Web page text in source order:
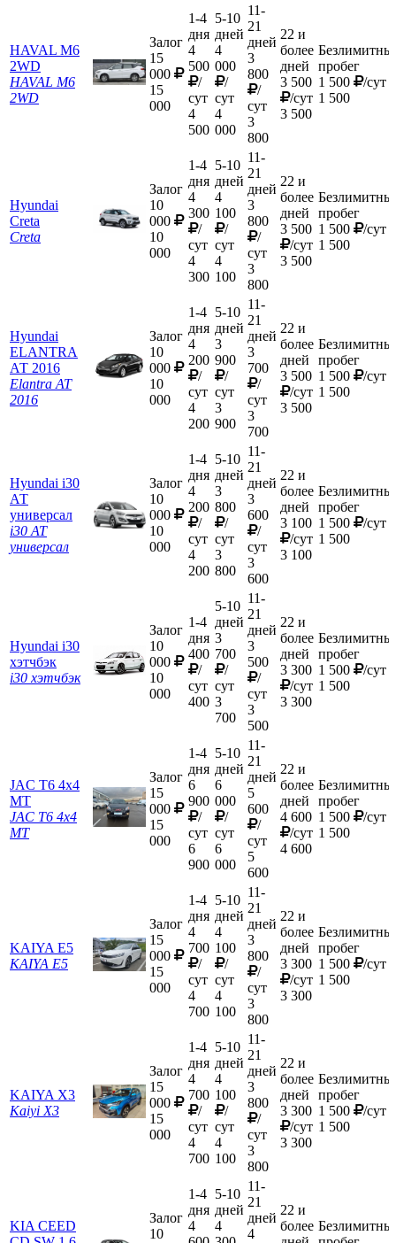
HAVAL M6
2WD
HAVAL M6
2WD
Залог
15
000
15
000
1-4
дня
4
500
/
сут
4
500
5-10
дней
4
000
/
сут
4
000
11-
21
дней
3
800
/
сут
3
800
22 и
более
дней
3 500
/сут
3 500
пробег
1 500
/сут
1 500
Hyundai
Creta
Creta
Залог
10
000
10
000
1-4
дня
4
300
/
сут
4
300
5-10
дней
4
100
/
сут
4
100
11-
21
дней
3
800
/
сут
3
800
22 и
более
дней
3 500
/сут
3 500
пробег
1 500
/сут
1 500
Hyundai
ELANTRA
АТ 2016
Elantra АТ
2016
Залог
10
000
10
000
1-4
дня
4
200
/
сут
4
200
5-10
дней
3
900
/
сут
3
900
11-
21
дней
3
700
/
сут
3
700
22 и
более
дней
3 500
/сут
3 500
пробег
1 500
/сут
1 500
Hyundai i30
АТ
универсал
i30 АТ
универсал
Залог
10
000
10
000
1-4
дня
4
200
/
сут
4
200
5-10
дней
3
800
/
сут
3
800
11-
21
дней
3
600
/
сут
3
600
22 и
более
дней
3 100
/сут
3 100
пробег
1 500
/сут
1 500
Hyundai i30
хэтчбэк
i30 хэтчбэк
Залог
10
000
10
000
1-4
дня
400
/
сут
400
5-10
дней
3
700
/
сут
3
700
11-
21
дней
3
500
/
сут
3
500
22 и
более
дней
3 300
/сут
3 300
пробег
1 500
/сут
1 500
JAC T6 4х4
МТ
JAC T6 4х4
МТ
Залог
15
000
15
000
1-4
дня
6
900
/
сут
6
900
5-10
дней
6
000
/
сут
6
000
11-
21
дней
5
600
/
сут
5
600
22 и
более
дней
4 600
/сут
4 600
пробег
1 500
/сут
1 500
KAIYA E5
KAIYA E5
Залог
15
000
15
000
1-4
дня
4
700
/
сут
4
700
5-10
дней
4
100
/
сут
4
100
11-
21
дней
3
800
/
сут
3
800
22 и
более
дней
3 300
/сут
3 300
пробег
1 500
/сут
1 500
KAIYA X3
Kaiyi X3
Залог
15
000
15
000
1-4
дня
4
700
/
сут
4
700
5-10
дней
4
100
/
сут
4
100
11-
21
дней
3
800
/
сут
3
800
22 и
более
дней
3 300
/сут
3 300
пробег
1 500
/сут
1 500
KIA CEED
Залог
10
1-4
дня
4
5-10
дней
4
11-
21
дней
4
22 и
более